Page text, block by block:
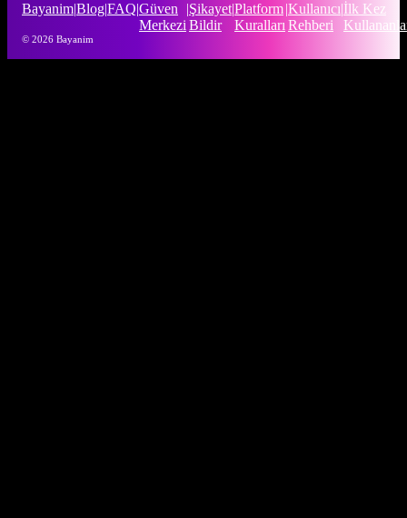
Bayanim|Blog|FAQ|Güven
Merkezi
|Şikayet
Bildir
|Platform
Kuralları
|Kullanıcı
Rehberi
|İlk Kez
© 2026 Bayanim